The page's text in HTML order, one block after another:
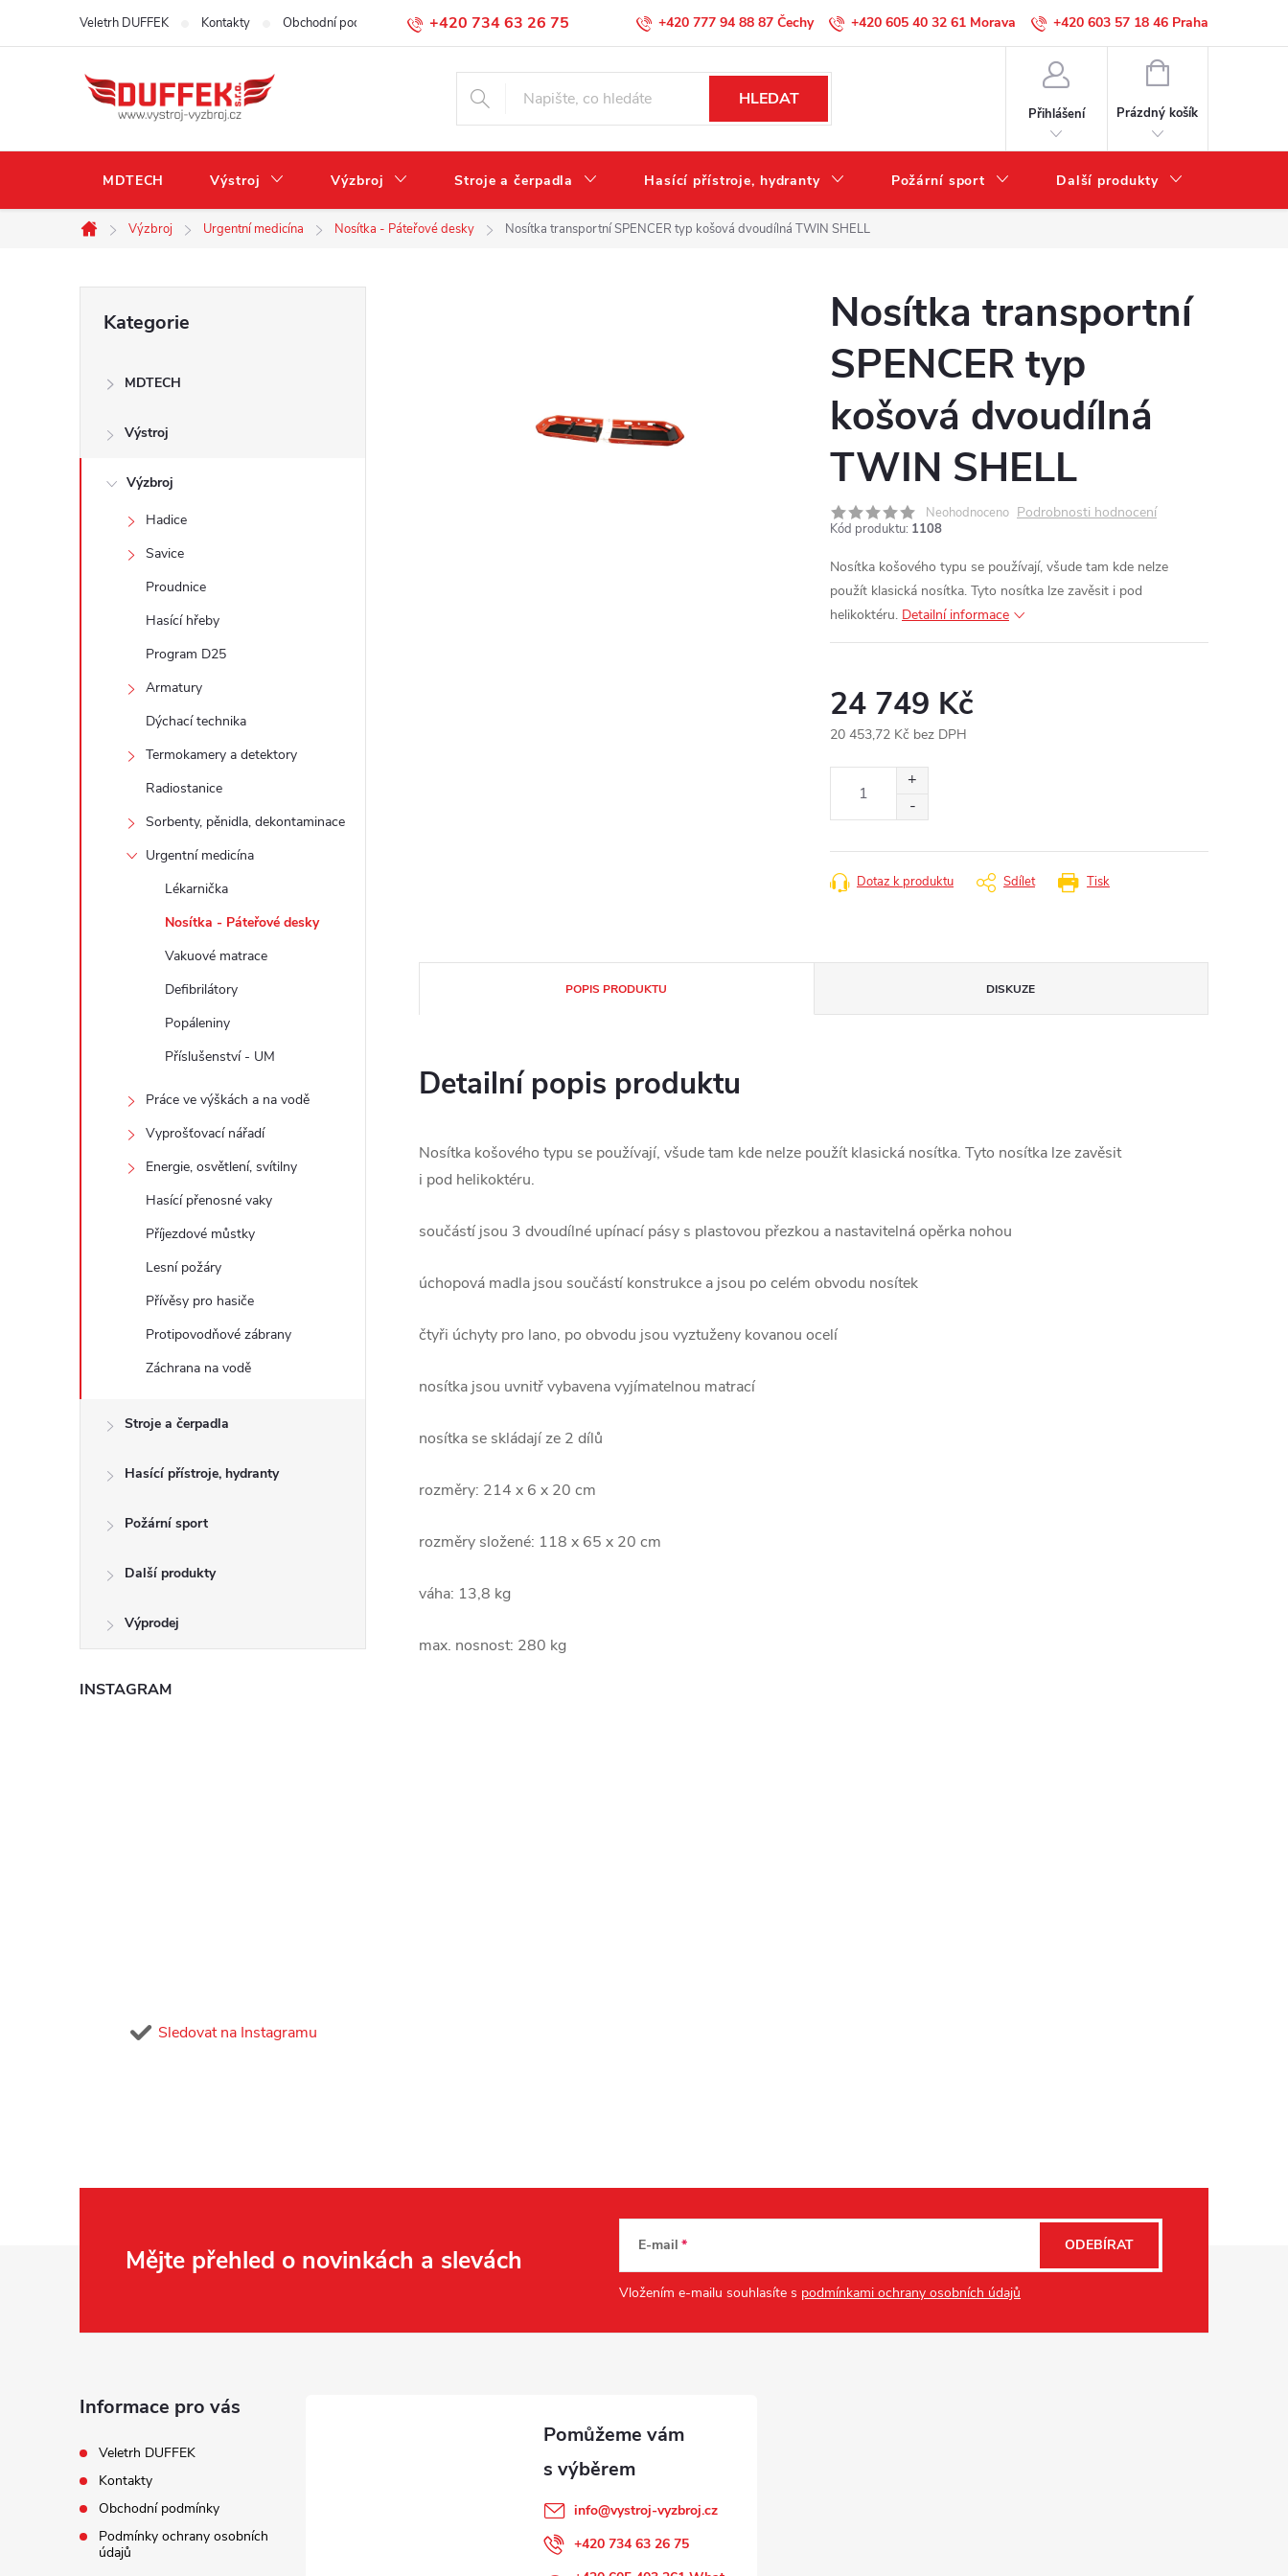
+420 734 63 26 75
Veletrh DUFFEK Kontakty Obchodní podmínky Podmínky ochrany osobních údajů +420 777 94 88 87 +420 605 40 32 61 +420 603 57 18 46
HLEDAT
Přihlášení
NÁKUPNÍ
Prázdný košík
MDTECH Výstroj Výzbroj Stroje a čerpadla Hasící přístroje, hydranty Požární sport Další produkty
Domů
Výzbroj Urgentní medicína Nosítka - Páteřové desky Nosítka transportní SPENCER typ košová dvoudílná TWIN SHELL
t
kategorie
Kategorie
MDTECH
Výstroj
Výzbroj
Hadice
Savice
Proudnice
Hasící hřeby
Program D25
Armatury
Dýchací technika
Termokamery a detektory
Radiostanice
Sorbenty, pěnidla, dekontaminace
Urgentní medicína
Lékarnička
Nosítka - Páteřové desky
Vakuové matrace
Defibrilátory
Popáleniny
Příslušenství - UM
Práce ve výškách a na vodě
Vyprošťovací nářadí
Energie, osvětlení, svítilny
Hasící přenosné vaky
Příjezdové můstky
Lesní požáry
Přívěsy pro hasiče
Protipovodňové zábrany
Záchrana na vodě
Stroje a čerpadla
Hasící přístroje, hydranty
Požární sport
Další produkty
Výprodej
INSTAGRAM
Sledovat na Instagramu
Nosítka transportní
SPENCER typ
košová dvoudílná
TWIN SHELL
Neohodnoceno Podrobnosti hodnocení
Kód produktu: 1108
Nosítka košového typu se používají, všude tam kde nelze
použít klasická nosítka. Tyto nosítka lze zavěsit i pod
helikoktéru. Detailní informace
24 749 Kč
20 453,72 Kč bez DPH
Tisk
Dotaz k produktu Sdílet
POPIS PRODUKTU DISKUZE
Detailní popis produktu
Nosítka košového typu se používají, všude tam kde nelze použít klasická nosítka. Tyto nosítka lze zavěsit
i pod helikoktéru.
součástí jsou 3 dvoudílné upínací pásy s plastovou přezkou a nastavitelná opěrka nohou
úchopová madla jsou součástí konstrukce a jsou po celém obvodu nosítek
čtyři úchyty pro lano, po obvodu jsou vyztuženy kovanou ocelí
nosítka jsou uvnitř vybavena vyjímatelnou matrací
nosítka se skládají ze 2 dílů
rozměry: 214 x 6 x 20 cm
rozměry složené: 118 x 65 x 20 cm
váha: 13,8 kg
max. nosnost: 280 kg
Mějte přehled o novinkách a slevách E-mail
Vložením e-mailu souhlasíte s podmínkami ochrany osobních údajů
ODEBÍRAT
Informace pro vás
Veletrh DUFFEK
Kontakty
Obchodní podmínky
Podmínky ochrany osobních
údajů
info@vystroj-vyzbroj.cz
+420 734 63 26 75